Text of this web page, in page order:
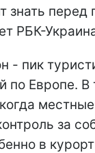
знать перед
РБК-
- пик
по Европе.
за
в